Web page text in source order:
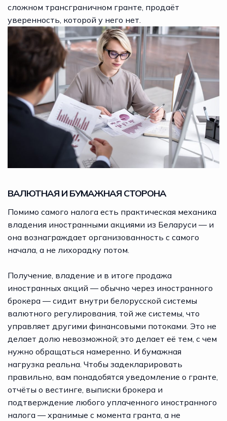
сложном трансграничном гранте, продаёт
уверенность, которой у него нет.
ВАЛЮТНАЯ И БУМАЖНАЯ СТОРОНА
Помимо самого налога есть практическая механика
владения иностранными акциями из Беларуси — и
она вознаграждает организованность с самого
начала, а не лихорадку потом.
Получение, владение и в итоге продажа
иностранных акций — обычно через иностранного
брокера — сидит внутри белорусской системы
валютного регулирования, той же системы, что
управляет другими финансовыми потоками. Это не
делает долю невозможной; это делает её тем, с чем
нужно обращаться намеренно. И бумажная
нагрузка реальна. Чтобы задекларировать
правильно, вам понадобятся уведомление о гранте,
отчёты о вестинге, выписки брокера и
подтверждение любого уплаченного иностранного
налога — хранимые с момента гранта, а не